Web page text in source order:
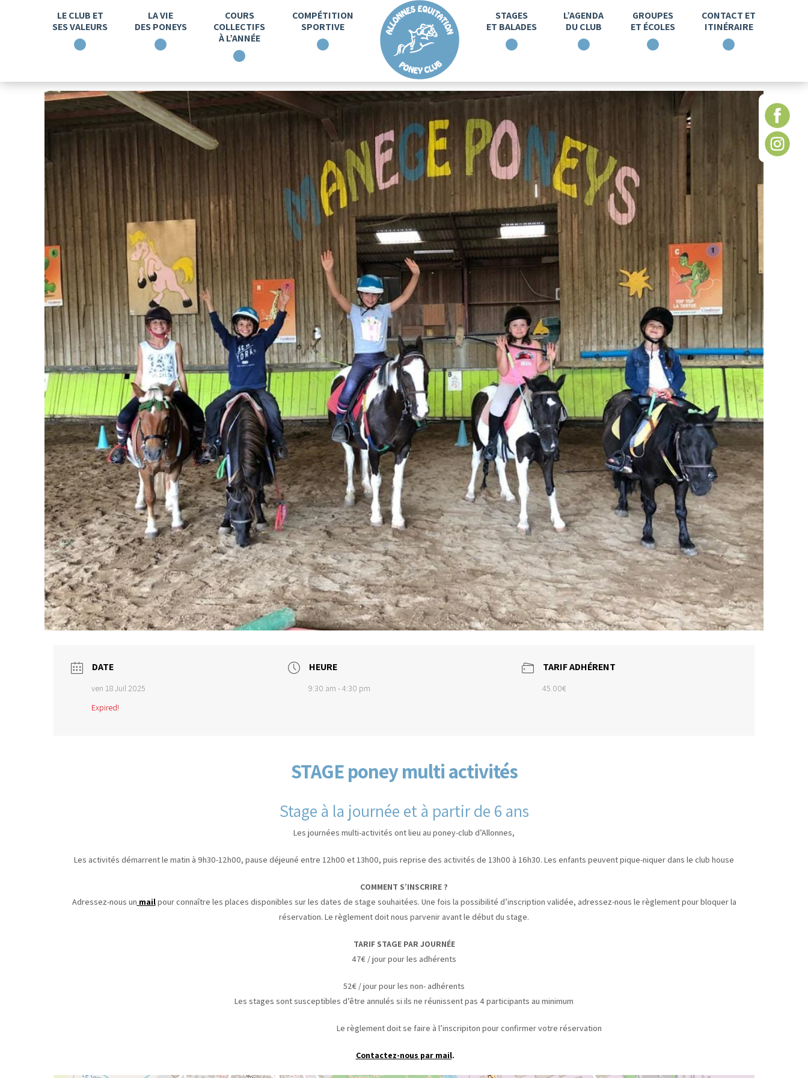
LE CLUB ET
SES VALEURS
LA VIE
DES PONEYS
COURS
COLLECTIFS
À L’ANNÉE
COMPÉTITION
SPORTIVE
STAGES
ET BALADES
L’AGENDA
DU CLUB
GROUPES
ET ÉCOLES
CONTACT ET
ITINÉRAIRE
DATE
ven 18 Juil 2025
Expired!
HEURE
9:30 am - 4:30 pm
TARIF ADHÉRENT
45.00€
STAGE poney multi activités
Stage à la journée et à partir de 6 ans
Les journées multi-activités ont lieu au poney-club d’Allonnes,
Les activités démarrent le matin à 9h30-12h00, pause déjeuné entre 12h00 et 13h00, puis reprise des activités de 13h00 à 16h30. Les enfants peuvent pique-niquer dans le club house
COMMENT S’INSCRIRE ?
Adressez-nous un mailpour connaître les places disponibles sur les dates de stage souhaitées. Une fois la possibilité d’inscription validée, adressez-nous le règlement pour bloquer la
réservation. Le règlement doit nous parvenir avant le début du stage.
TARIF STAGE PAR JOURNÉE
47€ / jour pour les adhérents
52€ / jour pour les non- adhérents
Les stages sont susceptibles d’être annulés si ils ne réunissent pas 4 participants au minimum
Le règlement doit se faire à l’inscripiton pour confirmer votre réservation
Contactez-nous par mail.